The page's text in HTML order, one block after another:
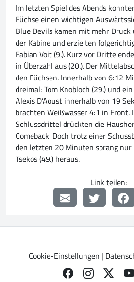
Im letzten Spiel des Abends
Füchse einen wichtigen
Blue Devils kamen mit mehr Druck
der Kabine und erzielten
Fabian Voit (9.). Kurz vor
in Überzahl aus (20.). Der
den Füchsen. Innerhalb von 6:12
dreimal: Tom Knobloch (29.) und
Alexis D’Aoust innerhalb von 19
brachten Weißwasser 4:1 in Front.
Schlussdrittel drückten die
Comeback. Doch trotz einer
den letzten 20 Minuten sprang nur
Tsekos (49.) heraus.
Link teilen:
Cookie-Einstellungen |